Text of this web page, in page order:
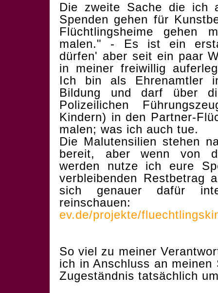
Die zweite Sache die ich
Spenden gehen für
Flüchtlingsheime gehen
malen." - Es ist ein
dürfen' aber seit ein paar
in meiner freiwillig
Ich bin als Ehrenamtler
Bildung und darf über
Polizeilichen
Kindern) in den Partner-
malen; was ich auch tue.
Die Malutensilien stehen
bereit, aber wenn von
werden nutze ich eure
verbleibenden Restbetrag
sich genauer dafür
ev.de/projekte/
So viel zu meiner
ich in Anschluss an
Zugeständnis tatsächlich